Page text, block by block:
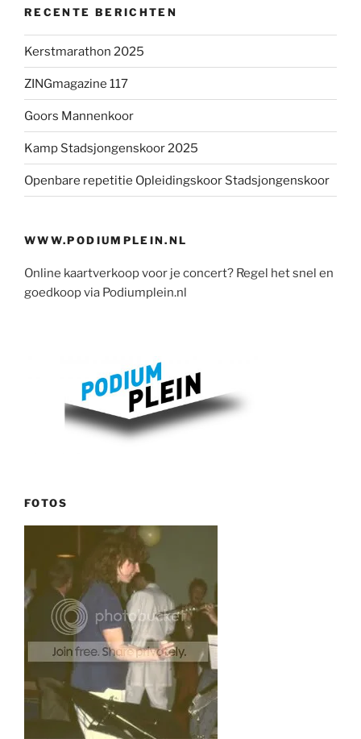
RECENTE BERICHTEN
Kerstmarathon 2025
ZINGmagazine 117
Goors Mannenkoor
Kamp Stadsjongenskoor 2025
Openbare repetitie Opleidingskoor Stadsjongenskoor
WWW.PODIUMPLEIN.NL
Online kaartverkoop voor je concert? Regel het snel en
goedkoop via Podiumplein.nl
FOTOS